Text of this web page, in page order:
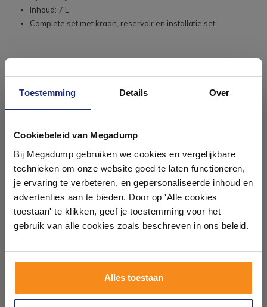
Toestemming Details Over
Cookiebeleid van Megadump
Bij Megadump gebruiken we cookies en vergelijkbare
technieken om onze website goed te laten functioneren,
je ervaring te verbeteren, en gepersonaliseerde inhoud en
advertenties aan te bieden. Door op 'Alle cookies
toestaan' te klikken, geef je toestemming voor het
gebruik van alle cookies zoals beschreven in ons beleid.
Alles toestaan
Inhoud: 7 L
Complete set met kraan, reservoir en installatie set
#mijndroombadkamer
Wij geloven in de kracht van delen. Deel jouw
badkamer op Instagram met #mijndroombadkamer
en tag @megadumpnl. Samen bouwen we een
badkamers in onze 1000 m²
showroom
Laat je inspireren door 21 volledig ingerichte
badkameropstellingen – van compact tot luxe. Onze
ervaren adviseurs helpen je persoonlijk, en je vindt
tegels & sanitair direct uit voorraad. Gratis parkeren
op eigen terrein.
Kom langs en ervaar zelf het verschil!